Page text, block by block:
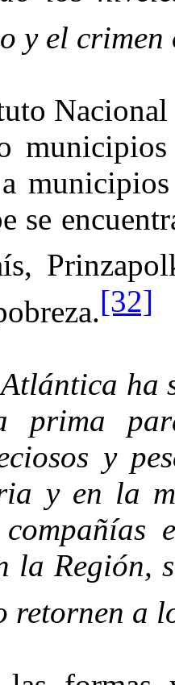
y el crimen
municipios
se
[32]
ha
prima
y
y en la
compañías
la Región,
retornen a